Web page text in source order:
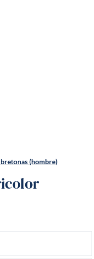
bretonas (hombre)